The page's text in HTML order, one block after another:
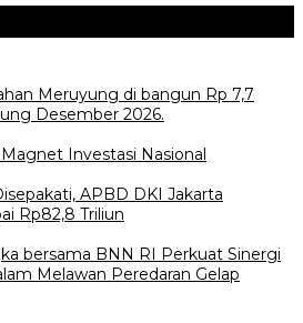
Meruyung di bangun Rp 7,7
Desember 2026.
Investasi Nasional
APBD DKI Jakarta
Rp82,8 Triliun
bersama BNN RI Perkuat Sinergi
Melawan Peredaran Gelap